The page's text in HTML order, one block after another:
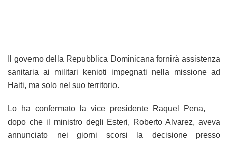
Il governo della Repubblica Dominicana fornirà assistenza
sanitaria ai militari kenioti impegnati nella missione ad
Haiti, ma solo nel suo territorio.
Lo ha confermato la vice presidente Raquel Pena,
dopo che il ministro degli Esteri, Roberto Alvarez, aveva
annunciato nei giorni scorsi la decisione presso